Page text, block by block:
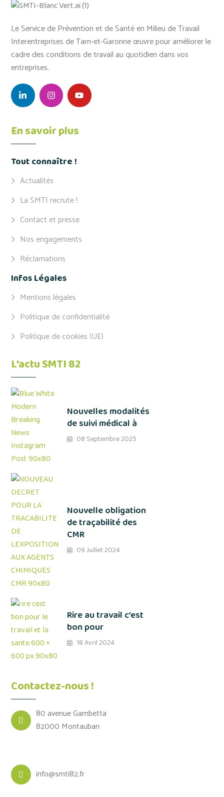
Le Service de Prévention et de Santé en Milieu de Travail
Interentreprises de Tarn-et-Garonne œuvre pour améliorer le
cadre des conditions de travail au quotidien dans vos
entreprises.
En savoir plus
Tout connaître !
Actualités
La SMTI recrute !
Contact et presse
Nos engagements
Réclamations
Infos Légales
Mentions légales
Politique de confidentialité
Politique de cookies (UE)
L'actu SMTI 82
Nouvelles modalités
de suivi médical à
08 Septembre 2025
Nouvelle obligation
de traçabilité des
CMR
09 Juillet 2024
Rire au travail c’est
bon pour
18 Avril 2024
Contactez-nous !
80 avenue Gambetta
82000 Montauban
info@smti82.fr